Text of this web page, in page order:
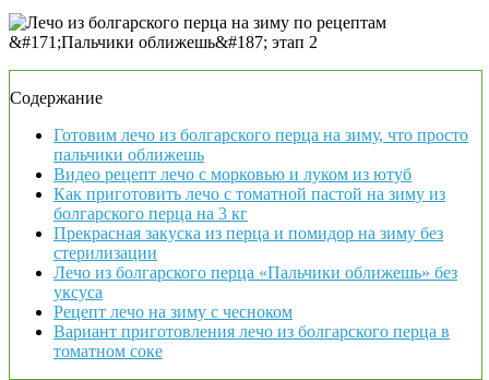
Содержание
Готовим лечо из болгарского перца на зиму, что просто
пальчики оближешь
Видео рецепт лечо с морковью и луком из ютуб
Как приготовить лечо с томатной пастой на зиму из
болгарского перца на 3 кг
Прекрасная закуска из перца и помидор на зиму без
стерилизации
Лечо из болгарского перца «Пальчики оближешь» без
уксуса
Рецепт лечо на зиму с чесноком
Вариант приготовления лечо из болгарского перца в
томатном соке